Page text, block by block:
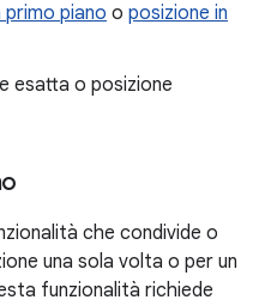
primo piano o posizione in
esatta o posizione
che condivide o
una sola volta o per un
funzionalità richiede